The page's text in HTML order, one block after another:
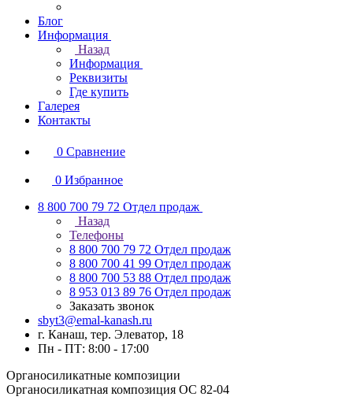
Блог
Информация
Назад
Информация
Реквизиты
Где купить
Галерея
Контакты
0 Сравнение
0 Избранное
8 800 700 79 72 Отдел продаж
Назад
Телефоны
8 800 700 79 72 Отдел продаж
8 800 700 41 99 Отдел продаж
8 800 700 53 88 Отдел продаж
8 953 013 89 76 Отдел продаж
Заказать звонок
sbyt3@emal-kanash.ru
г. Канаш, тер. Элеватор, 18
Пн - ПТ: 8:00 - 17:00
Органосиликатные композиции
Органосиликатная композиция ОС 82-04